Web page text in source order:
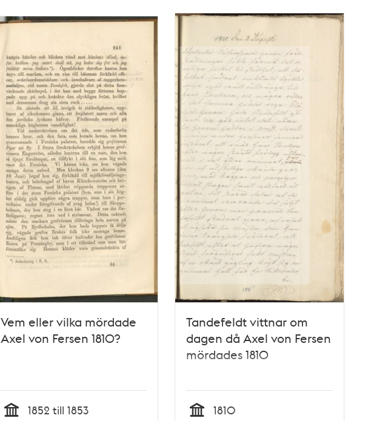
Vem eller vilka mördade
Axel von Fersen 1810?
1852 till 1853
Tandefeldt vittnar om
dagen då Axel von Fersen
mördades 1810
1810